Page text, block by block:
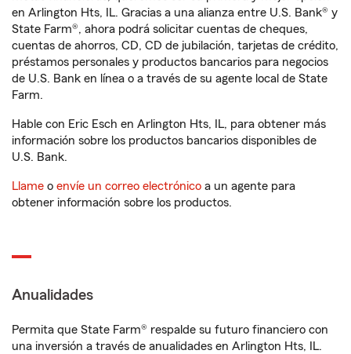
en Arlington Hts, IL. Gracias a una alianza entre U.S. Bank® y
State Farm®, ahora podrá solicitar cuentas de cheques,
cuentas de ahorros, CD, CD de jubilación, tarjetas de crédito,
préstamos personales y productos bancarios para negocios
de U.S. Bank en línea o a través de su agente local de State
Farm.
Hable con Eric Esch en Arlington Hts, IL, para obtener más
información sobre los productos bancarios disponibles de
U.S. Bank.
Llame o envíe un correo electrónico a un agente para
obtener información sobre los productos.
Anualidades
Permita que State Farm® respalde su futuro financiero con
una inversión a través de anualidades en Arlington Hts, IL.